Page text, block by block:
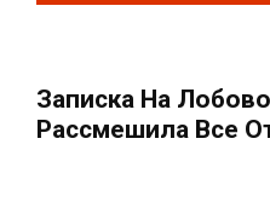
Записка На
Рассмешила Все